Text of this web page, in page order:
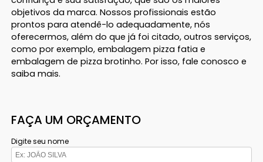
objetivos da marca. Nossos profissionais estão
prontos para atendê-lo adequadamente, nós
oferecermos, além do que já foi citado, outros serviços,
como por exemplo, embalagem pizza fatia e
embalagem de pizza brotinho. Por isso, fale conosco e
saiba mais.
FAÇA UM ORÇAMENTO
Digite seu nome